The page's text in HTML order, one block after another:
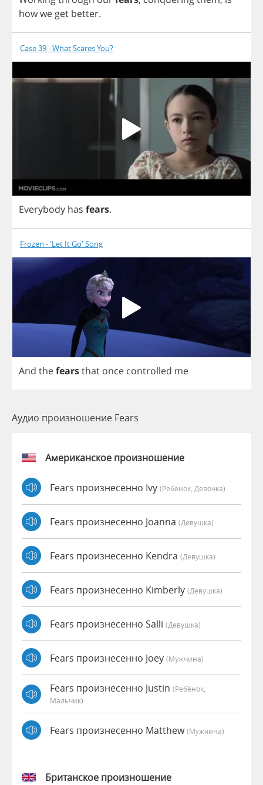
howwe get better.
Case 39 - What Scares You?
Everybody has fears.
Frozen - 'Let It Go' Song
And thefearsthat once controlled me
Аудио произношение Fears
Американское произношение
Fears произнесенно Ivy (Ребёнок, Девочка)
Fears произнесенно Joanna (девушка)
Fears произнесенно Kendra (девушка)
Fears произнесенно Kimberly (девушка)
Fears произнесенно Salli (девушка)
Fears произнесенно Joey (мужчина)
Fears произнесенно Justin (Ребёнок,
Мальчик)
Fears произнесенно Matthew(мужчина)
Британское произношение